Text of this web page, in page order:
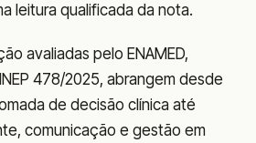
leitura qualificada da nota.
avaliadas pelo ENAMED,
478/2025, abrangem desde
de decisão clínica até
comunicação e gestão em